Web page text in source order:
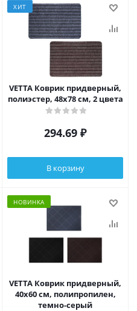
ХИТ
VETTA Коврик придверный,
полиэстер, 48х78 см, 2 цвета
294.69 ₽
В корзину
НОВИНКА
VETTA Коврик придверный,
40x60 см, полипропилен,
темно-серый